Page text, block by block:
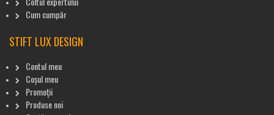
Cum cumpăr
STIFT LUX DESIGN
Contul meu
Coșul meu
Promoții
Produse noi